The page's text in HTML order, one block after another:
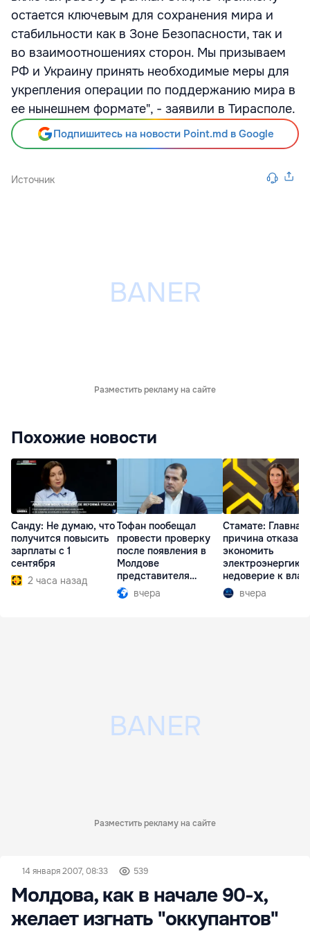
остается ключевым для сохранения мира и
стабильности как в Зоне Безопасности, так и
во взаимоотношениях сторон. Мы призываем
РФ и Украину принять необходимые меры для
укрепления операции по поддержанию мира в
ее нынешнем формате", - заявили в Тирасполе.
Подпишитесь на новости Point.md в Google
Источник
Разместить рекламу на сайте
Похожие новости
Санду: Не думаю, что
получится повысить
зарплаты с 1
сентября
2 часа назад
Тофан пообещал
провести проверку
после появления в
Молдове
представителя
Южной Осетии
вчера
Стамате: Главная
причина отказа
экономить
электроэнергию
недоверие к
вчера
Разместить рекламу на сайте
14 января 2007, 08:33 539
Молдова, как в начале 90-х,
желает изгнать "оккупантов"